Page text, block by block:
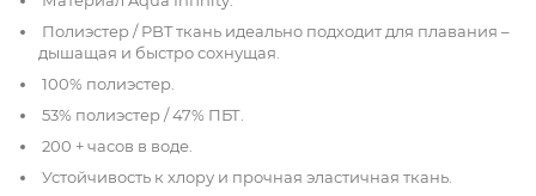
Полиэстер / PBT ткань идеально подходит для плавания –
дышащая и быстро сохнущая.
100% полиэстер.
53% полиэстер / 47% ПБТ.
200 + часов в воде.
Устойчивость к хлору и прочная эластичная ткань.